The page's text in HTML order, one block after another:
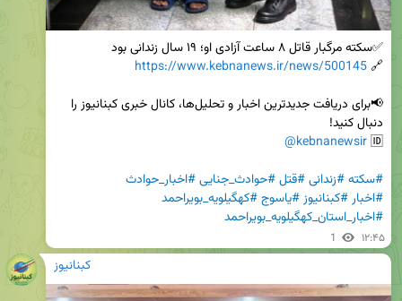
🔗
https://www.kebnanews.ir/news/500145
🆔
@kebnanewsir
#سکته#زندانی#قتل#حوادث_جنایی#اخبار_حوادث
#اخبار#کبنانیوز#یاسوج#کهگیلویه_بویراحمد
#اخبار_استان_کهگیلویه_بویراحمد
1 ۱۲:۴۵
کبنانیوز